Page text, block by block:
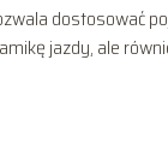
dostosować
jazdy, ale